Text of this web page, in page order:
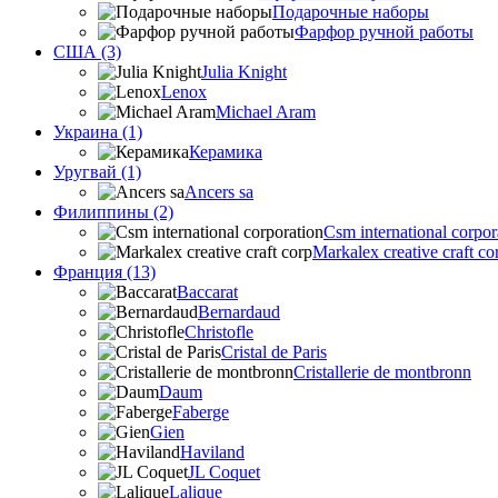
Подарочные наборы
Фарфор ручной работы
США (3)
Julia Knight
Lenox
Michael Aram
Украина (1)
Керамика
Уругвай (1)
Ancers sa
Филиппины (2)
Csm international
Markalex creative craft
Франция (13)
Baccarat
Bernardaud
Christofle
Cristal de Paris
Cristallerie de montbronn
Daum
Faberge
Gien
Haviland
JL Coquet
Lalique